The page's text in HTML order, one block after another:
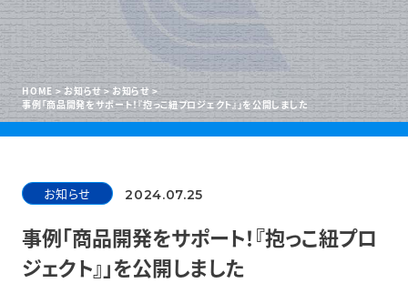
HOME お知らせ
お知らせ
事例「商品開発をサポート！『抱っこ紐プロジェクト』」を公開しました
お知らせ 2024.07.25
事例「商品開発をサポート！『抱っこ紐プロ
ジェクト』」を公開しました